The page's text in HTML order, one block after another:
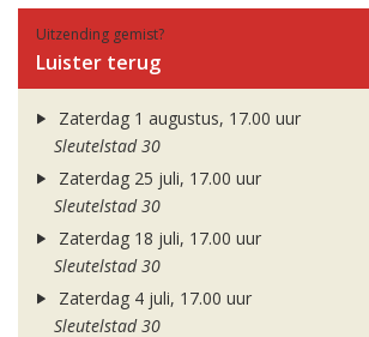
Uitzending gemist?
Luister terug
Zaterdag 1 augustus, 17.00 uur
Sleutelstad 30
Zaterdag 25 juli, 17.00 uur
Sleutelstad 30
Zaterdag 18 juli, 17.00 uur
Sleutelstad 30
Zaterdag 4 juli, 17.00 uur
Sleutelstad 30